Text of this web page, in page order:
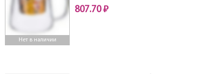
Нет в наличии
807.70 ₽